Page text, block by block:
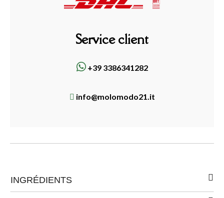
Service client
+39 3386341282
info@molomodo21.it
INGRÉDIENTS